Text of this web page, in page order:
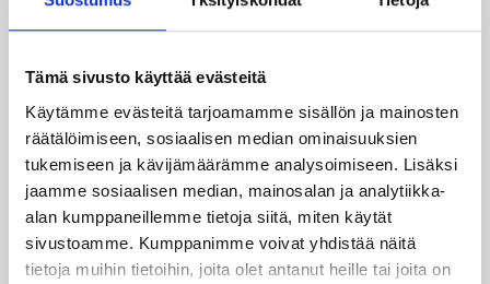
Tämä sivusto käyttää evästeitä
Käytämme evästeitä tarjoamamme sisällön ja mainosten
räätälöimiseen, sosiaalisen median ominaisuuksien
tukemiseen ja kävijämäärämme analysoimiseen. Lisäksi
jaamme sosiaalisen median, mainosalan ja analytiikka-
alan kumppaneillemme tietoja siitä, miten käytät
sivustoamme. Kumppanimme voivat yhdistää näitä
tietoja muihin tietoihin, joita olet antanut heille tai joita on
voittivat Luxemburgin – EM-
vakuuttavalla pelillä
Suomen 16-vuotiaat pojat ottivat vakuuttavan
85–45-voiton Luxemburgista B-divisioonan EM-
kilpailuissa johtamalla ottelua alusta loppuun.
Suomi kohtaa huomenna Ruotsin klo 19.30
Suomen aikaa.